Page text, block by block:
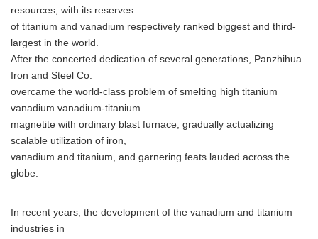
resources, with its reserves
of titanium and vanadium respectively ranked biggest and third-
largest in the world.
After the concerted dedication of several generations, Panzhihua
Iron and Steel Co.
overcame the world-class problem of smelting high titanium
vanadium vanadium-titanium
magnetite with ordinary blast furnace, gradually actualizing
scalable utilization of iron,
vanadium and titanium, and garnering feats lauded across the
globe.
In recent years, the development of the vanadium and titanium
industries in